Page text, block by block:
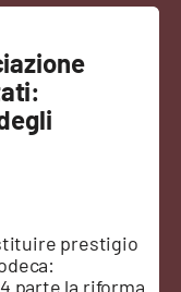
prestigio
parte la riforma